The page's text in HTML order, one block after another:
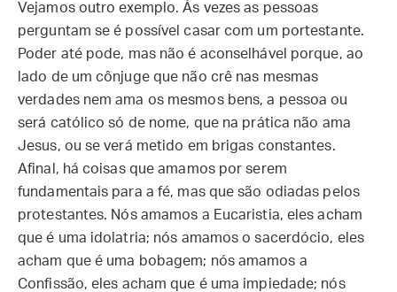
Vejamos outro exemplo. Às vezes as pessoas
perguntam se é possível casar com um portestante.
Poder até pode, mas não é aconselhável porque, ao
lado de um cônjuge que não crê nas mesmas
verdades nem ama os mesmos bens, a pessoa ou
será católico só de nome, que na prática não ama
Jesus, ou se verá metido em brigas constantes.
Afinal, há coisas que amamos por serem
fundamentais para a fé, mas que são odiadas pelos
protestantes. Nós amamos a Eucaristia, eles acham
que é uma idolatria; nós amamos o sacerdócio, eles
acham que é uma bobagem; nós amamos a
Confissão, eles acham que é uma impiedade; nós